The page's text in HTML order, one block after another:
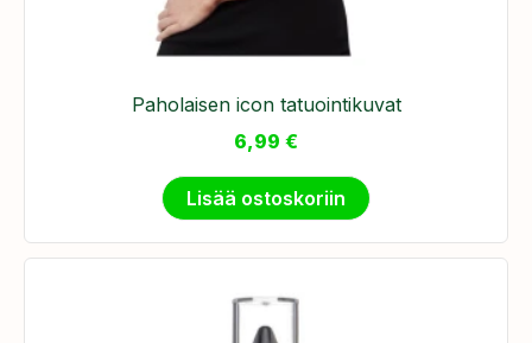
Paholaisen icon tatuointikuvat
6,99 €
Lisää ostoskoriin